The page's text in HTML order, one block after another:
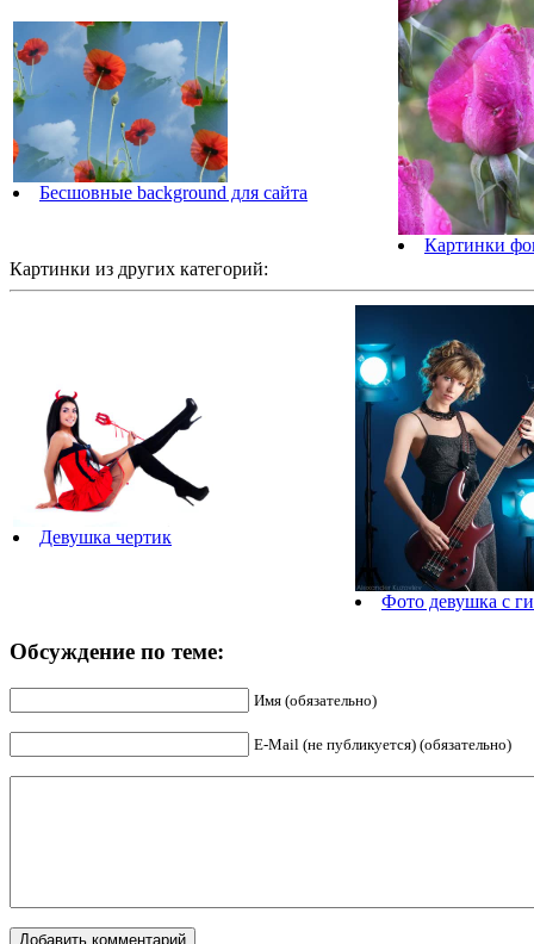
Бесшовные background для сайта
Картинки
Картинки из других категорий:
Девушка чертик
Фото девушка с
Обсуждение по теме:
Имя (обязательно)
E-Mail (не публикуется) (обязательно)